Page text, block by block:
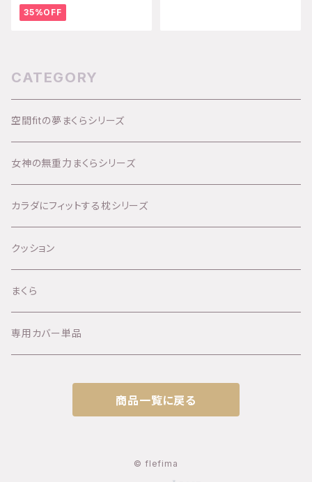
35%OFF
CATEGORY
空間fitの夢まくらシリーズ
女神の無重力まくらシリーズ
カラダにフィットする枕シリーズ
クッション
まくら
専用カバー単品
商品一覧に戻る
© flefima